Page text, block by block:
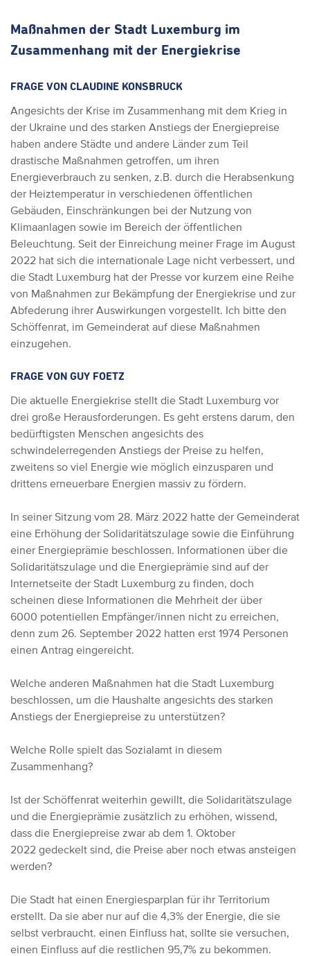
Maßnahmen der Stadt Luxemburg im
Zusammenhang mit der Energiekrise
FRAGE VON CLAUDINE KONSBRUCK
Angesichts der Krise im Zusammenhang mit dem Krieg in
der Ukraine und des starken Anstiegs der Energiepreise
haben andere Städte und andere Länder zum Teil
drastische Maßnahmen getroffen, um ihren
Energieverbrauch zu senken, z.B. durch die Herabsenkung
der Heiztemperatur in verschiedenen öffentlichen
Gebäuden, Einschränkungen bei der Nutzung von
Klimaanlagen sowie im Bereich der öffentlichen
Beleuchtung. Seit der Einreichung meiner Frage im August
2022 hat sich die internationale Lage nicht verbessert, und
die Stadt Luxemburg hat der Presse vor kurzem eine Reihe
von Maßnahmen zur Bekämpfung der Energiekrise und zur
Abfederung ihrer Auswirkungen vorgestellt. Ich bitte den
Schöffenrat, im Gemeinderat auf diese Maßnahmen
einzugehen.
FRAGE VON GUY FOETZ
Die aktuelle Energiekrise stellt die Stadt Luxemburg vor
drei große Herausforderungen. Es geht erstens darum, den
bedürftigsten Menschen angesichts des
schwindelerregenden Anstiegs der Preise zu helfen,
zweitens so viel Energie wie möglich einzusparen und
drittens erneuerbare Energien massiv zu fördern.
In seiner Sitzung vom 28. März 2022 hatte der Gemeinderat
eine Erhöhung der Solidaritätszulage sowie die Einführung
einer Energieprämie beschlossen. Informationen über die
Solidaritätszulage und die Energieprämie sind auf der
Internetseite der Stadt Luxemburg zu finden, doch
scheinen diese Informationen die Mehrheit der über
6000 potentiellen Empfänger/innen nicht zu erreichen,
denn zum 26. September 2022 hatten erst 1974 Personen
einen Antrag eingereicht.
Welche anderen Maßnahmen hat die Stadt Luxemburg
beschlossen, um die Haushalte angesichts des starken
Anstiegs der Energiepreise zu unterstützen?
Welche Rolle spielt das Sozialamt in diesem
Zusammenhang?
Ist der Schöffenrat weiterhin gewillt, die Solidaritätszulage
und die Energieprämie zusätzlich zu erhöhen, wissend,
dass die Energiepreise zwar ab dem 1. Oktober
2022 gedeckelt sind, die Preise aber noch etwas ansteigen
werden?
Die Stadt hat einen Energiesparplan für ihr Territorium
erstellt. Da sie aber nur auf die 4,3% der Energie, die sie
selbst verbraucht. einen Einfluss hat, sollte sie versuchen,
einen Einfluss auf die restlichen 95,7% zu bekommen.